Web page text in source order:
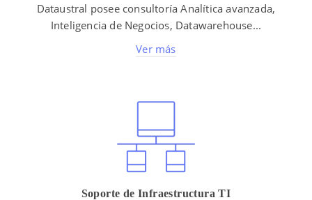
Dataustral posee consultoría Analítica avanzada,
Inteligencia de Negocios, Datawarehouse...
Ver más
Soporte de Infraestructura TI